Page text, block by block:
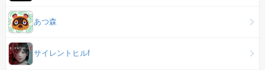
あつ森
サイレントヒルf